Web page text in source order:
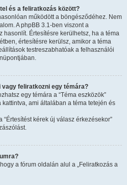
és a feliratkozás között?
működött a böngésződéhez. Nem
A phpBB 3.1-ben viszont a
hasonlít. Értesítésre kerülhetsz, ha a téma
értesítésre kerülsz, amikor a téma
testreszabhatóak a felhasználói
vagy feliratkozni egy témára?
egy témára a “Téma eszközök”
ami általában a téma tetején és
kérek új válasz érkezésekor”
a fórum oldalán alul a „Feliratkozás a